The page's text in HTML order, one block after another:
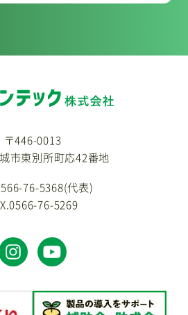
〒446-0013
市東別所町応42番地
76-5368(代表)
76-5269